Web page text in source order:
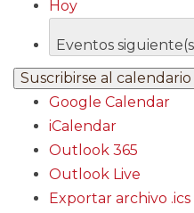
Hoy
Eventos
Suscribirse al calendario
Google Calendar
iCalendar
Outlook 365
Outlook Live
Exportar archivo .ics